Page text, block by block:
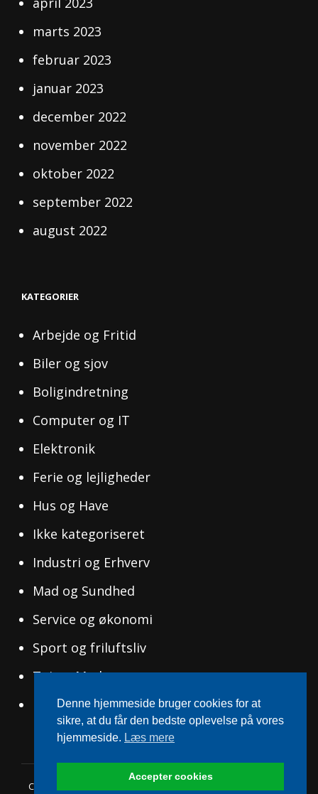
marts 2023
februar 2023
januar 2023
december 2022
november 2022
oktober 2022
september 2022
august 2022
KATEGORIER
Arbejde og Fritid
Biler og sjov
Boligindretning
Computer og IT
Elektronik
Ferie og lejligheder
Hus og Have
Ikke kategoriseret
Industri og Erhverv
Mad og Sundhed
Service og økonomi
Sport og friluftsliv
Tøj og Mode
Uddannelse og Ledelse
Copyright © 2026 Danish Terrace
Denne hjemmeside bruger cookies for at
sikre, at du får den bedste oplevelse på vores
hjemmeside. Læs mere
Accepter cookies